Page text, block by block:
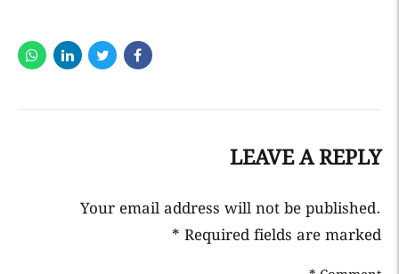
LEAVE A REPLY
Your email address will not be published.
Required fields are marked *